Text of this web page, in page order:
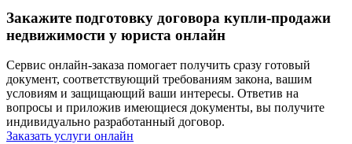
Закажите подготовку договора купли-продажи
недвижимости у юриста онлайн
Сервис онлайн-заказа помогает получить сразу готовый
документ, соответствующий требованиям закона, вашим
условиям и защищающий ваши интересы. Ответив на
вопросы и приложив имеющиеся документы, вы получите
индивидуально разработанный договор.
Заказать услуги онлайн